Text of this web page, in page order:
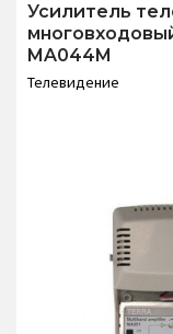
Усилитель
MA044M
Телевидение